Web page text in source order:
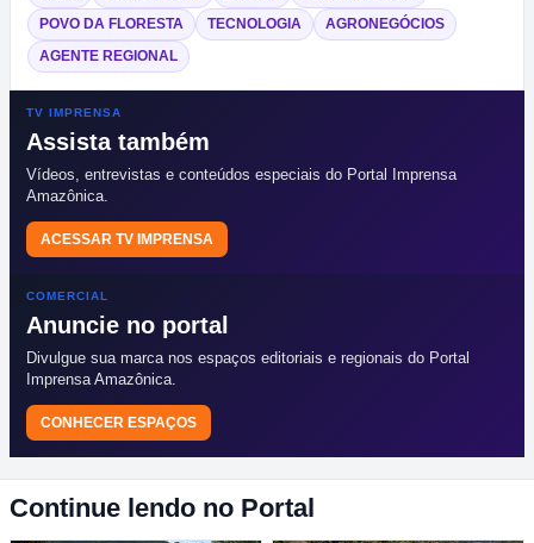
POVO DA FLORESTA TECNOLOGIA AGRONEGÓCIOS
AGENTE REGIONAL
TV IMPRENSA
Assista também
Vídeos, entrevistas e conteúdos especiais do Portal Imprensa
Amazônica.
ACESSAR TV IMPRENSA
COMERCIAL
Anuncie no portal
Divulgue sua marca nos espaços editoriais e regionais do Portal
Imprensa Amazônica.
CONHECER ESPAÇOS
Continue lendo no Portal